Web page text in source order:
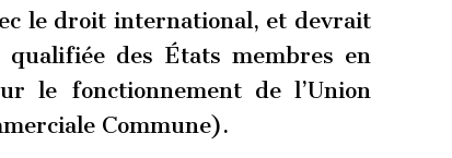
le droit international, et devrait
des États membres en
le fonctionnement de l’Union
Commune).